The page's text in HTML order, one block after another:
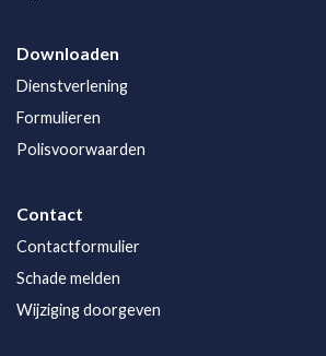
Downloaden
Dienstverlening
Formulieren
Polisvoorwaarden
Contact
Contactformulier
Schade melden
Wijziging doorgeven